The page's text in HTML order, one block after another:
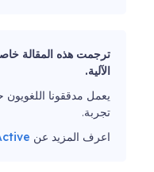
الآلية.
يعمل مدققونا
تجربة.
اعرف المزيد عن